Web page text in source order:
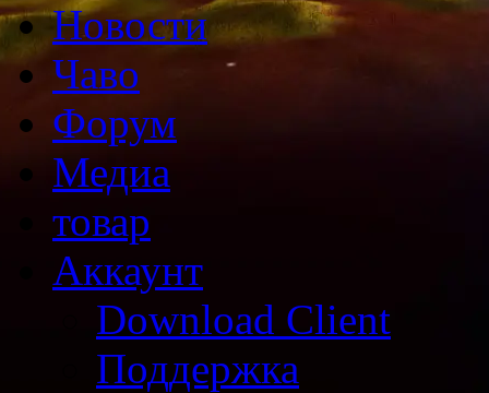
Новости
Чаво
Форум
Медиа
товар
Аккаунт
Download Client
Поддержка